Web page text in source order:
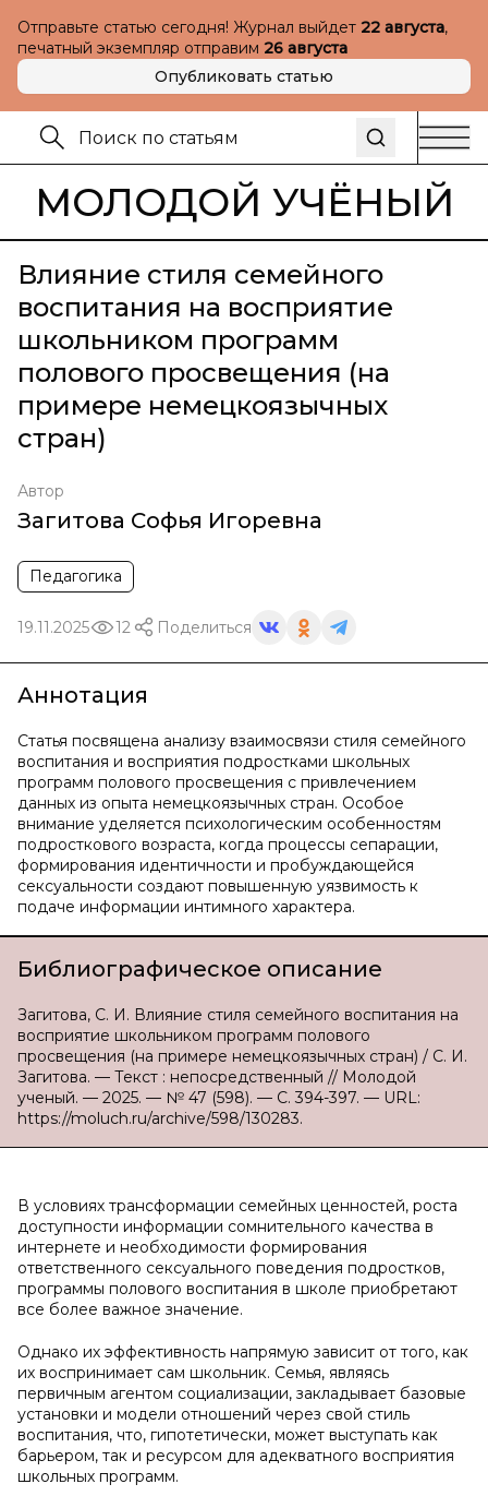
Отправьте статью сегодня! Журнал выйдет 22 августа,
печатный экземпляр отправим 26 августа
Опубликовать статью
МОЛОДОЙ УЧЁНЫЙ
Влияние стиля семейного
воспитания на восприятие
школьником программ
полового просвещения (на
примере немецкоязычных
стран)
Автор
Загитова Софья Игоревна
Педагогика
19.11.2025 12 Поделиться
Аннотация
Статья посвящена анализу взаимосвязи стиля семейного
воспитания и восприятия подростками школьных
программ полового просвещения с привлечением
данных из опыта немецкоязычных стран. Особое
внимание уделяется психологическим особенностям
подросткового возраста, когда процессы сепарации,
формирования идентичности и пробуждающейся
сексуальности создают повышенную уязвимость к
подаче информации интимного характера.
Библиографическое описание
Загитова, С. И. Влияние стиля семейного воспитания на
восприятие школьником программ полового
просвещения (на примере немецкоязычных стран) / С. И.
Загитова. — Текст : непосредственный // Молодой
ученый. — 2025. — № 47 (598). — С. 394-397. — URL:
https://moluch.ru/archive/598/130283.
В условиях трансформации семейных ценностей, роста
доступности информации сомнительного качества в
интернете и необходимости формирования
ответственного сексуального поведения подростков,
программы полового воспитания в школе приобретают
все более важное значение.
Однако их эффективность напрямую зависит от того, как
их воспринимает сам школьник. Семья, являясь
первичным агентом социализации, закладывает базовые
установки и модели отношений через свой стиль
воспитания, что, гипотетически, может выступать как
барьером, так и ресурсом для адекватного восприятия
школьных программ.